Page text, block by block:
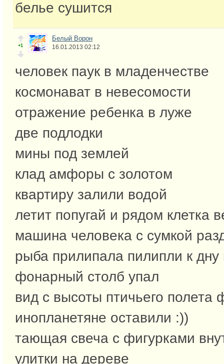
белье сушится
+1
Белый Ворон
16.01.2013 02:12
человек паук в младенчестве
космонават в невесомости
отражение ребенка в луже
две подлодки
мины под землей
клад амфоры с золотом
квартиру залили водой
летит попугай и рядом клетка
машина человека с сумкой
рыба прилипала пилипли к дну
фонарный столб упал
вид с высоты птичьего полета
инопланетяне оставили :))
тающая свеча с фигурками
улитки на дереве